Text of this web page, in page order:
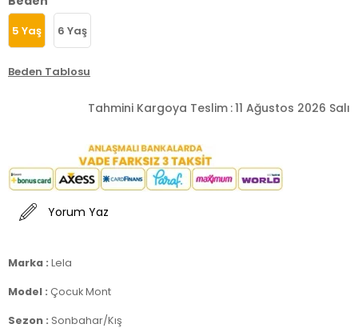
5 Yaş 6 Yaş
Beden Tablosu
Tahmini Kargoya Teslim :11 Ağustos 2026 Salı
Yorum Yaz
Marka : Lela
Model : Çocuk Mont
Sezon : Sonbahar/Kış